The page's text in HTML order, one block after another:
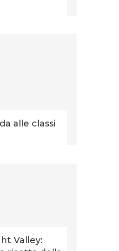
alle classi
Valley: